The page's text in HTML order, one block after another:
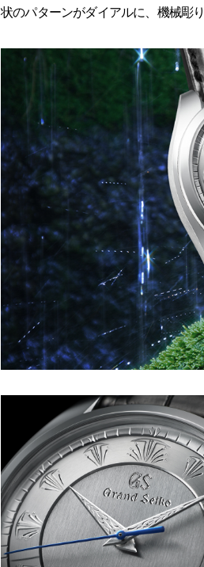
状のパターンがダイアルに、機械彫